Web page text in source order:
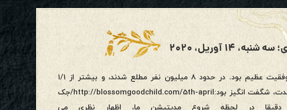
۱۴ آوریل، ۲۰۲۰
مدیتیشن جمعی ما یک پیروزی بسیار بزرگ و موفقیت عظیم بود. در حدود ۸ میلیون نفر مطلع شدند، و بیشتر از ۱/۱
میلیون نفر در آن شرکت کردند. نمایش جمعی وحدت، شگفت انگیز بود:http://blossomgoodchild.com/5th-april/جک
دقیقا در لحظه شروع مدیتیشن ما، اظهار نظری می